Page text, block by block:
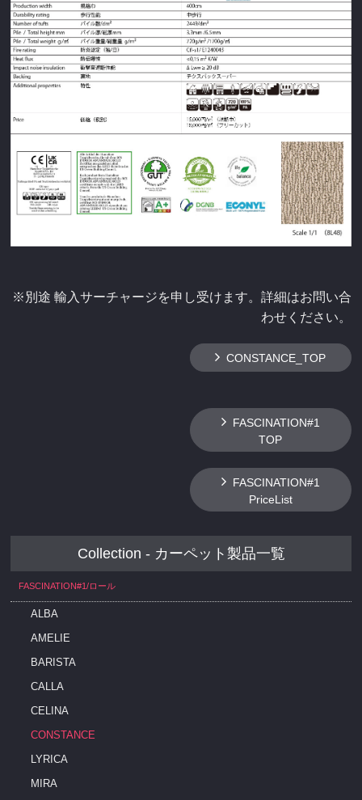
※別途 輸入サーチャージを申し受けます。詳細はお問い合
わせください。
CONSTANCE_TOP
FASCINATION#1
TOP
FASCINATION#1
PriceList
Collection - カーペット製品一覧
FASCINATION#1/ロール
ALBA
AMELIE
BARISTA
CALLA
CELINA
CONSTANCE
LYRICA
MIRA